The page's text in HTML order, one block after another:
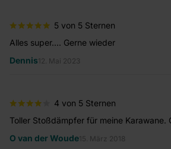
5 von 5 Sternen
Alles super.... Gerne wieder
Dennis12. Mai 2023
4 von 5 Sternen
Toller Stoßdämpfer für meine Karawane.
O van der Woude15. März 2018